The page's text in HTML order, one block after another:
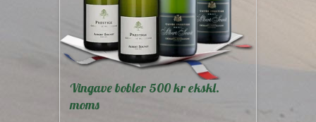
Vingave bobler 500 kr ekskl.
moms